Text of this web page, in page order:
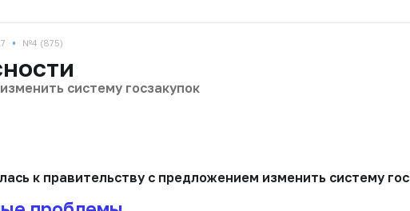
• №4 (875)
систему госзакупок
к правительству с предложением изменить систему